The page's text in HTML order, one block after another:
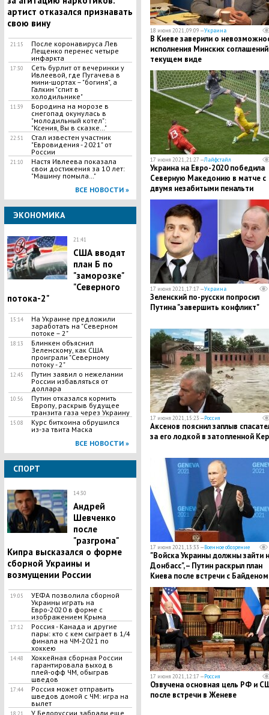
артист отказался признавать
свою вину
21:15
После коронавируса Лев
Лещенко перенес четыре
инфаркта
17:30
Сеть бурлит от вечеринки у
Ивлеевой, где Пугачева в
мини-шортах – "богиня", а
Галкин "спит в
холодильнике"
11:39
Бородина на морозе в
снегопад окунулась в
"молодильный котел":
"Ксения, Вы в сказке…"
22:51
Стал известен участник
"Евровидения - 2021" от
России
21:10
Настя Ивлеева показала
свои достижения за 10 лет:
"Машину помыла…"
ВСЕ НОВОСТИ »
ЭКОНОМИКА
21:41
США вводят
план Б по
"заморозке"
"Северного
потока-2"
15:14
На Украине предложили
заработать на "Северном
потоке – 2"
18:13
Блинкен объяснил
Зеленскому, как США
проиграли "Северному
потоку - 2"
12:45
Путин заявил о нежелании
России избавляться от
доллара
10:56
Путин отказался кормить
Европу, раскрыв будущее
транзита газа через Украину
15:08
Курс биткоина обрушился
из-за твита Маска
ВСЕ НОВОСТИ »
СПОРТ
14:30
Андрей
Шевченко
после
"разгрома"
Кипра высказался о форме
сборной Украины и
возмущении России
19:05
УЕФА позволила сборной
Украины играть на
Евро-2020 в форме с
изображением Крыма
17:12
Россия - Канада и другие
пары: кто с кем сыграет в 1/4
финала на ЧМ-2021 по
хоккею
14:48
Хоккейная сборная России
гарантировала выход в
плей-офф ЧМ, обыграв
шведов
17:44
Россия может отправить
шведов домой с ЧМ: игра на
вылет
18:21
У Белоруссии забрали еще
18 июня 2021, 09:09 —Украина
В Киеве заверили о
исполнения Минских
текущем виде
17 июня 2021, 21:27 —Лайфстайл
Украина на Евро-2020 победила
Северную Македонию в матче с
двумя незабитыми пенальти
17 июня 2021, 17:17 —Украина
Зеленский по-русски попросил
Путина "завершить конфликт"
17 июня 2021, 15:23 —Россия
Аксенов пояснил заплыв
за его лодкой в затопленной
17 июня 2021, 13:33 —Военное обозрение
"Войска Украины должны зайти
Донбасс", – Путин раскрыл план
Киева после встречи с Байденом
17 июня 2021, 12:17 —Россия
Озвучена основная цель РФ и
после встречи в Женеве